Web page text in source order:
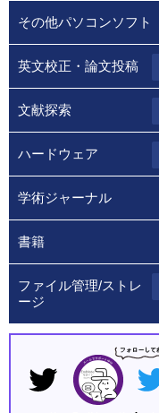
その他パソコンソフト
英文校正・論文投稿
文献探索
ハードウェア
学術ジャーナル
書籍
ファイル管理/ストレ
ージ